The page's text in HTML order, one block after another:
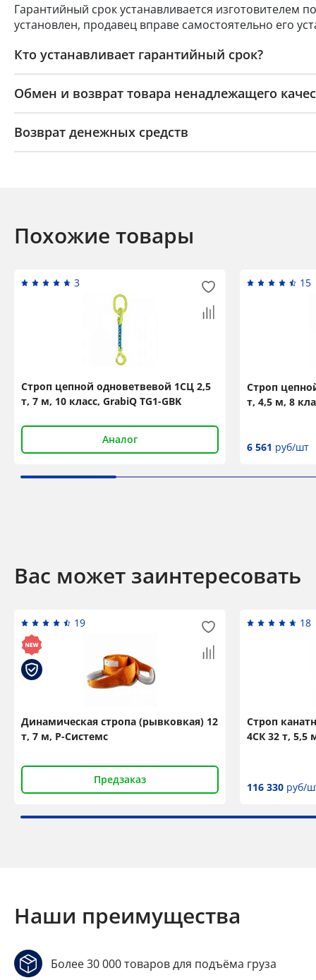
Гарантийный срок устанавливается изготовителем
установлен, продавец вправе самостоятельно его
Кто устанавливает гарантийный срок?
Обмен и возврат товара ненадлежащего
Возврат денежных средств
Похожие товары
3
Строп цепной одноветвевой 1СЦ 2,5
т, 7 м, 10 класс, GrabiQ TG1-GBK
Аналог
15
Строп
т, 4,5 м, 8
6 561 руб/шт
Вас может заинтересовать
19
Динамическая стропа (рывковкая) 12
т, 7 м, Р-Системс
Предзаказ
18
Строп
4СК 32 т,
116 330 руб/
Наши преимущества
Более 30 000 товаров для подъёма груза